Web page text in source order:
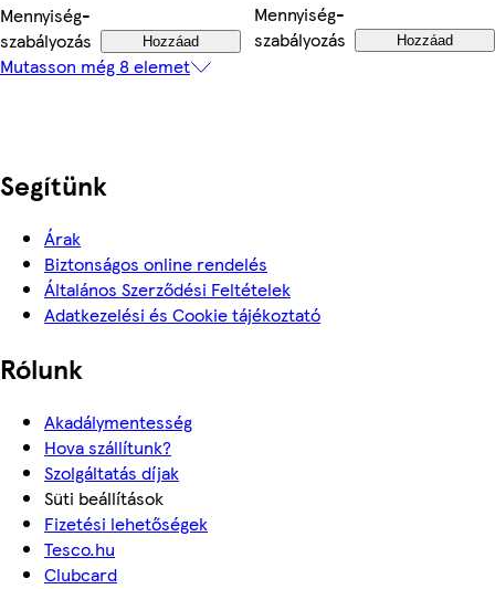
Mennyiség-
szabályozás
Hozzáad
Mennyiség-
szabályozás
Hozzáad
Mutasson még 8 elemet
Segítünk
Árak
Biztonságos online rendelés
Általános Szerződési Feltételek
Adatkezelési és Cookie tájékoztató
Rólunk
Akadálymentesség
Hova szállítunk?
Szolgáltatás díjak
Süti beállítások
Fizetési lehetőségek
Tesco.hu
Clubcard